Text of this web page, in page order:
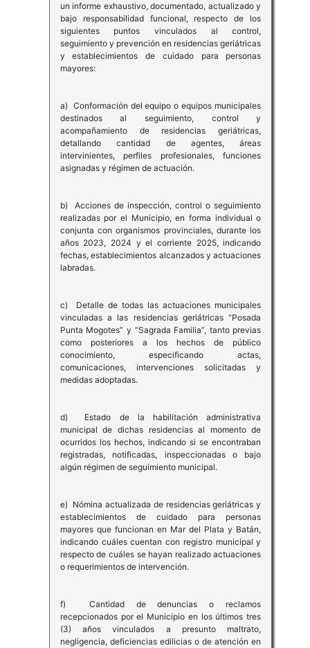
un informe exhaustivo, documentado, actualizado y
bajo responsabilidad funcional, respecto de los
siguientes puntos vinculados al control,
seguimiento y prevención en residencias geriátricas
y establecimientos de cuidado para personas
mayores:
a) Conformación del equipo o equipos municipales
destinados al seguimiento, control y
acompañamiento de residencias geriátricas,
detallando cantidad de agentes, áreas
intervinientes, perfiles profesionales, funciones
asignadas y régimen de actuación.
b) Acciones de inspección, control o seguimiento
realizadas por el Municipio, en forma individual o
conjunta con organismos provinciales, durante los
años 2023, 2024 y el corriente 2025, indicando
fechas, establecimientos alcanzados y actuaciones
labradas.
c) Detalle de todas las actuaciones municipales
vinculadas a las residencias geriátricas “Posada
Punta Mogotes” y “Sagrada Familia”, tanto previas
como posteriores a los hechos de público
conocimiento, especificando actas,
comunicaciones, intervenciones solicitadas y
medidas adoptadas.
d) Estado de la habilitación administrativa
municipal de dichas residencias al momento de
ocurridos los hechos, indicando si se encontraban
registradas, notificadas, inspeccionadas o bajo
algún régimen de seguimiento municipal.
e) Nómina actualizada de residencias geriátricas y
establecimientos de cuidado para personas
mayores que funcionan en Mar del Plata y Batán,
indicando cuáles cuentan con registro municipal y
respecto de cuáles se hayan realizado actuaciones
o requerimientos de intervención.
f) Cantidad de denuncias o reclamos
recepcionados por el Municipio en los últimos tres
(3) años vinculados a presunto maltrato,
negligencia, deficiencias edilicias o de atención en